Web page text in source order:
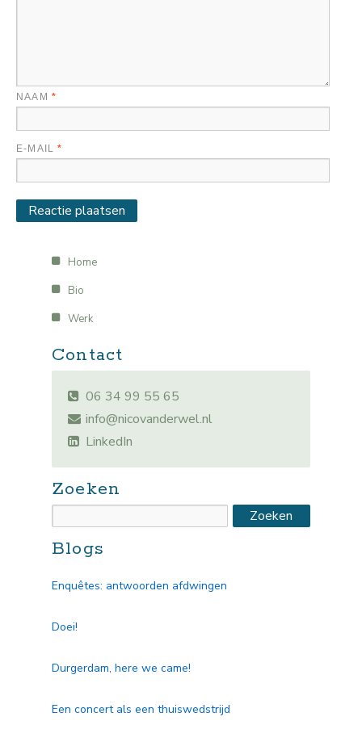
NAAM *
E-MAIL*
Home
Bio
Werk
Contact
06 34 99 55 65
info@nicovanderwel.nl
LinkedIn
Zoeken
Blogs
Enquêtes: antwoorden afdwingen
Doei!
Durgerdam, here we came!
Een concert als een thuiswedstrijd